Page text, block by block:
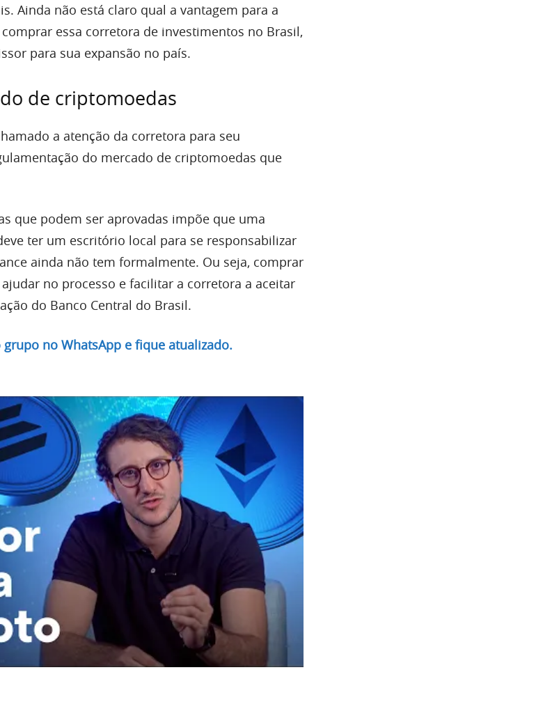
Ainda não está claro qual a vantagem para a
essa corretora de investimentos no Brasil,
para sua expansão no país.
de criptomoedas
a atenção da corretora para seu
do mercado de criptomoedas que
que podem ser aprovadas impõe que uma
ter um escritório local para se responsabilizar
ainda não tem formalmente. Ou seja, comprar
no processo e facilitar a corretora a aceitar
do Banco Central do Brasil.
grupo no WhatsApp e fique atualizado.